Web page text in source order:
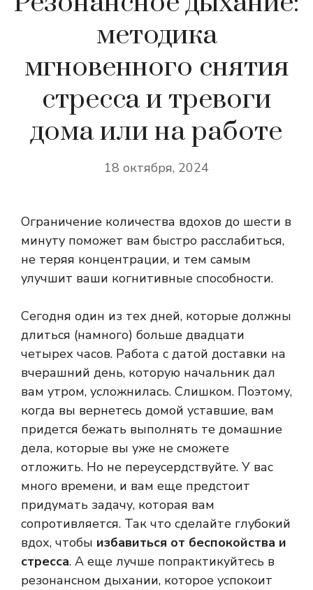
методика
мгновенного снятия
стресса и тревоги
дома или на работе
18 октября, 2024
Ограничение количества вдохов до шести в
минуту поможет вам быстро расслабиться,
не теряя концентрации, и тем самым
улучшит ваши когнитивные способности.
Сегодня один из тех дней, которые должны
длиться (намного) больше двадцати
четырех часов. Работа с датой доставки на
вчерашний день, которую начальник дал
вам утром, усложнилась. Слишком. Поэтому,
когда вы вернетесь домой уставшие, вам
придется бежать выполнять те домашние
дела, которые вы уже не сможете
отложить. Но не переусердствуйте. У вас
много времени, и вам еще предстоит
придумать задачу, которая вам
сопротивляется. Так что сделайте глубокий
вдох, чтобы избавиться от беспокойства и
стресса. А еще лучше попрактикуйтесь в
резонансном дыхании, которое успокоит